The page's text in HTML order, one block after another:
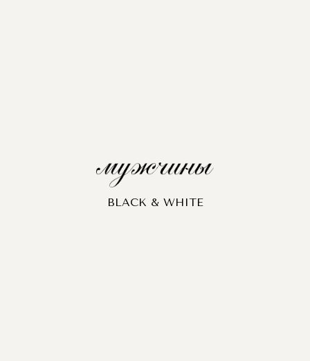
BLACK & WHITE